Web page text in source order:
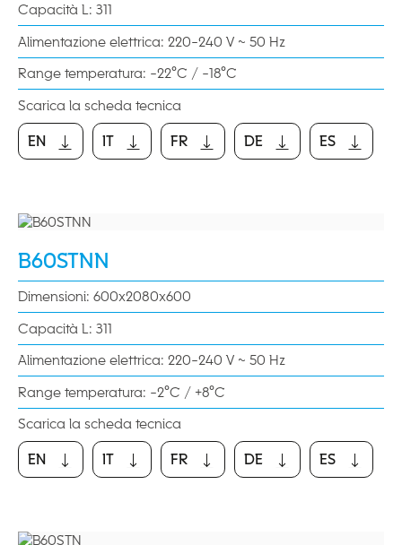
Capacità L: 311
Alimentazione elettrica: 220-240 V ~ 50 Hz
Range temperatura: -22°C / -18°C
Scarica la scheda tecnica
EN
EN
IT
IT
FR
FR
DE
DE
ES
ES
B60STNN
Dimensioni: 600x2080x600
Capacità L: 311
Alimentazione elettrica: 220-240 V ~ 50 Hz
Range temperatura: -2°C / +8°C
Scarica la scheda tecnica
EN
EN
IT
IT
FR
FR
DE
DE
ES
ES